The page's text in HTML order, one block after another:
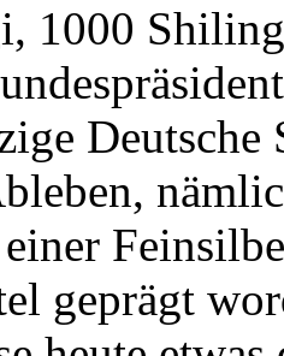
1000
Deutsche
geprägt